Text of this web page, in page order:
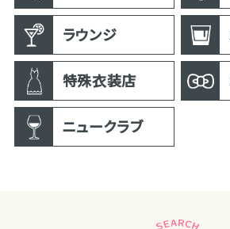
ラウンジ
特殊衣装店
ニュークラブ